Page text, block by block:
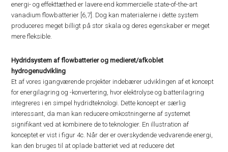
energi- og effekttæthed er lavere end kommercielle state-of-the-art
vanadium flowbatterier [6,7]. Dog kan materialerne i dette system
produceres meget billigt på stor skala og deres egenskaber er meget
mere fleksible.
Hydridsystem af flowbatterier og medieret/afkoblet
hydrogenudvikling
Et af vores igangværende projekter indebærer udviklingen af et koncept
for energilagring og -konvertering, hvor elektrolyse og batterilagring
integreres i en simpel hydridteknologi. Dette koncept er særlig
interessant, da man kan reducere omkostningerne af systemet
signifikant ved at kombinere de to teknologier. En illustration af
konceptet er vist i figur 4c. Når der er overskydende vedvarende energi,
kan den bruges til at oplade batteriet ved at reducere det